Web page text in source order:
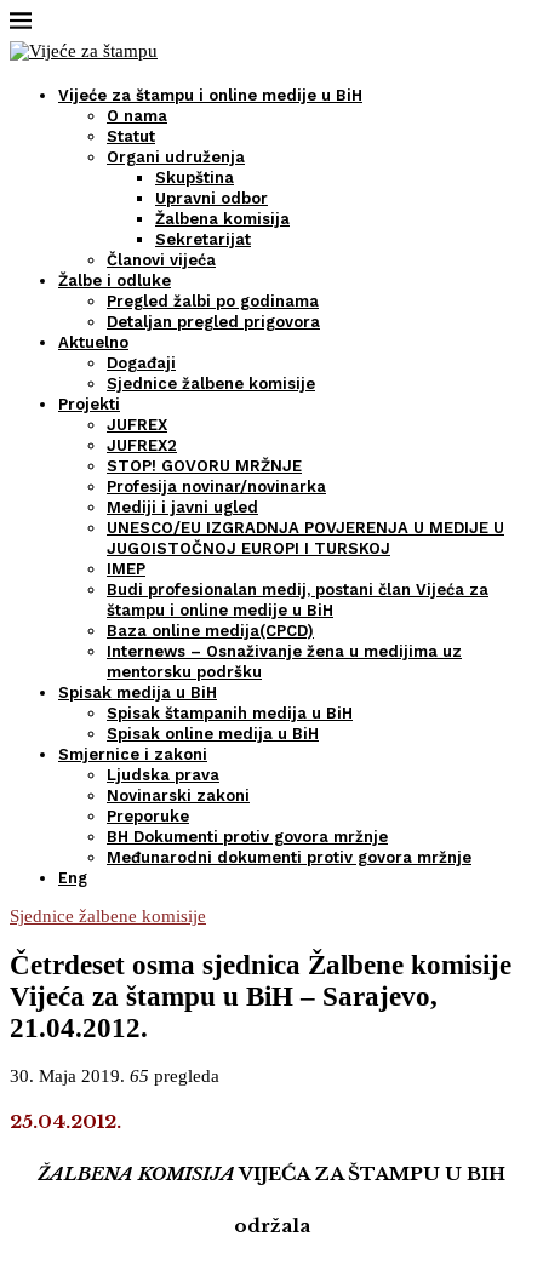
Vijeće za štampu i online medije u BiH
O nama
Statut
Organi udruženja
Skupština
Upravni odbor
Žalbena komisija
Sekretarijat
Članovi vijeća
Žalbe i odluke
Pregled žalbi po godinama
Detaljan pregled prigovora
Aktuelno
Događaji
Sjednice žalbene komisije
Projekti
JUFREX
JUFREX2
STOP! GOVORU MRŽNJE
Profesija novinar/novinarka
Mediji i javni ugled
UNESCO/EU IZGRADNJA POVJERENJA U MEDIJE U
JUGOISTOČNOJ EUROPI I TURSKOJ
IMEP
Budi profesionalan medij, postani član Vijeća za
štampu i online medije u BiH
Baza online medija(CPCD)
Internews – Osnaživanje žena u medijima uz
mentorsku podršku
Spisak medija u BiH
Spisak štampanih medija u BiH
Spisak online medija u BiH
Smjernice i zakoni
Ljudska prava
Novinarski zakoni
Preporuke
BH Dokumenti protiv govora mržnje
Međunarodni dokumenti protiv govora mržnje
Eng
Sjednice žalbene komisije
Četrdeset osma sjednica Žalbene komisije
Vijeća za štampu u BiH – Sarajevo,
21.04.2012.
30. Maja 2019. 65 pregleda
25.04.2012.
ŽALBENA KOMISIJAVIJEĆA ZA ŠTAMPU U BIH
održala